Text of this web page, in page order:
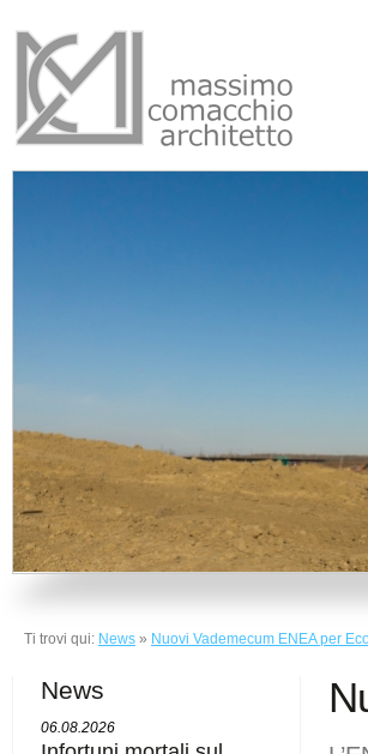
Ti trovi qui: News » Nuovi Vademecum ENEA per
News
06.08.2026